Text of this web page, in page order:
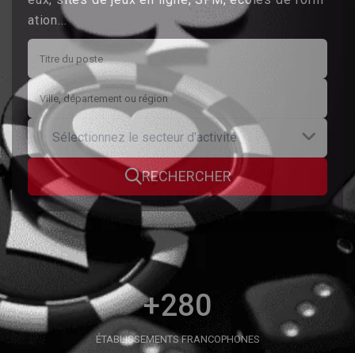
ation...
Sélectionnez le secteur d'activité
RECHERCHER
+280
ÉTABLISSEMENTS FRANCOPHONES